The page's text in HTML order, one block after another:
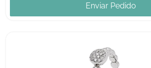
Enviar Pedido